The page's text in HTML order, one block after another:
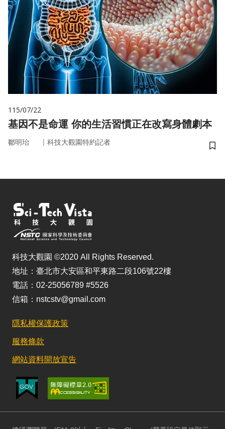
115/07/22
基因不是命運 你的生活習慣正在改寫身體劇本
鄒明珆 ｜ 科技大觀園特約記者
儲
科技大觀園 ©2020 All Rights Reserved.
地址：臺北市大安區和平東路二段106號22樓
電話：02-25056789 #5526
信箱：nstcstv@gmail.com
隱私權保護政策
服務條款
網站資料開放宣告